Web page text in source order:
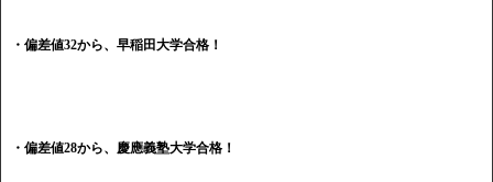
・偏差値32から、早稲田大学合格！
・偏差値28から、慶應義塾大学合格！